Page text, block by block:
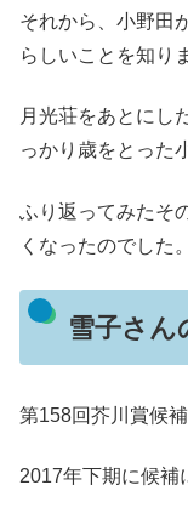
それから、小野田
らしいことを知り
月光荘をあとにし
っかり歳をとった
ふり返ってみたそ
くなったのでした。
雪子さん
第158回芥川賞候補
2017年下期に候補